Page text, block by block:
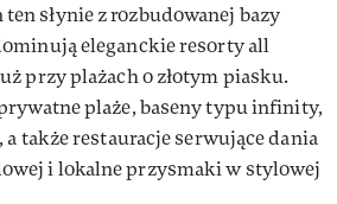
słynie z rozbudowanej bazy
eleganckie resorty all
przy plażach o złotym piasku.
plaże, baseny typu infinity,
także restauracje serwujące dania
i lokalne przysmaki w stylowej